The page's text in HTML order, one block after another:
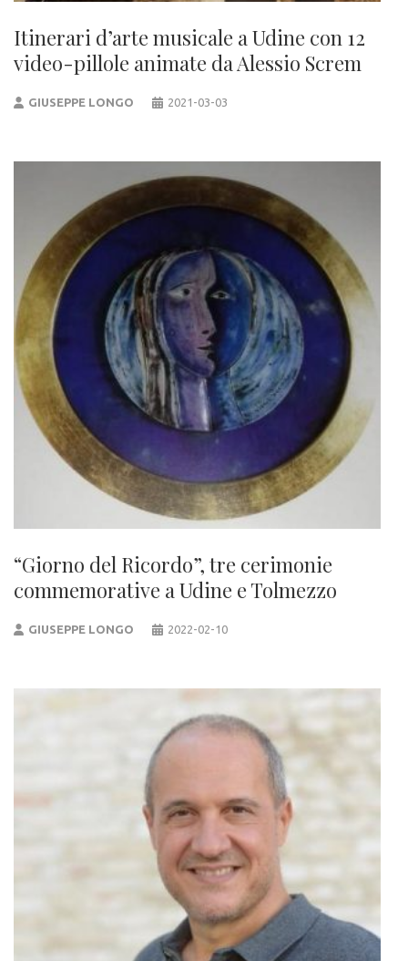
Itinerari d’arte musicale a Udine con 12
video-pillole animate da Alessio Screm
GIUSEPPE LONGO 2021-03-03
“Giorno del Ricordo”, tre cerimonie
commemorative a Udine e Tolmezzo
GIUSEPPE LONGO 2022-02-10